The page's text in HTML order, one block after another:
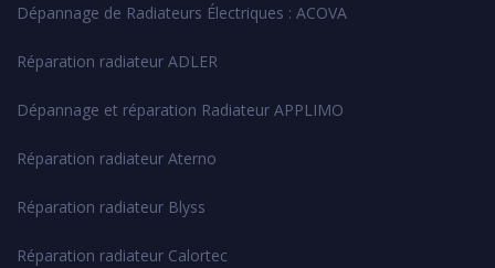
Dépannage de Radiateurs Électriques : ACOVA
Réparation radiateur ADLER
Dépannage et réparation Radiateur APPLIMO
Réparation radiateur Aterno
Réparation radiateur Blyss
Réparation radiateur Calortec